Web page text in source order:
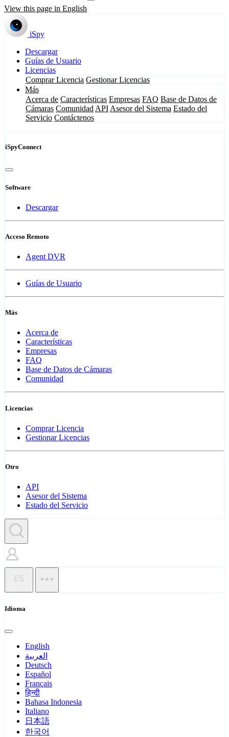
View this page in English
iSpy
Descargar
Guías de Usuario
Licencias
Comprar Licencia Gestionar Licencias
Más
Acerca de Características Empresas FAQ Base de Datos de
Cámaras Comunidad API Asesor del Sistema Estado del
Servicio Contáctenos
iSpyConnect
Software
Descargar
Acceso Remoto
Agent DVR
Guías de Usuario
Más
Acerca de
Características
Empresas
FAQ
Base de Datos de Cámaras
Comunidad
Licencias
Comprar Licencia
Gestionar Licencias
Otro
API
Asesor del Sistema
Estado del Servicio
ES
Idioma
English
العربية
Deutsch
Español
Français
हिन्दी
Bahasa Indonesia
Italiano
日本語
한국어